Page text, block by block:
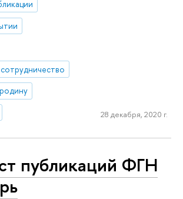
28 декабря, 2020 г.
публикаций ФГН